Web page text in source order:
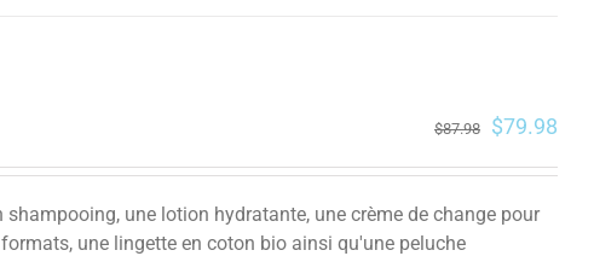
$87.98 $79.98
une lotion hydratante, une crème de change pour
une lingette en coton bio ainsi qu'une peluche